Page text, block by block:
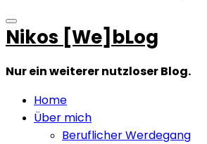
Nikos [We]bLog
Nur ein weiterer nutzloser Blog.
Home
Über mich
Beruflicher Werdegang